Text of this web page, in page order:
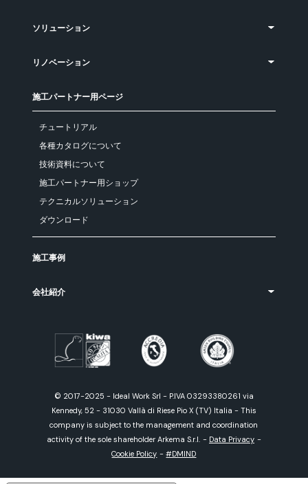
ソリューション
リノベーション
施工パートナー用ページ
チュートリアル
各種カタログについて
技術資料について
施工パートナー用ショップ
テクニカルソリューション
ダウンロード
施工事例
会社紹介
© 2017-2025 - Ideal Work Srl - P.IVA 03293380261 via
Kennedy, 52 - 31030 Vallà di Riese Pio X (TV) Italia - This
company is subject to the management and coordination
activity of the sole shareholder Arkema S.r.l. - Data Privacy -
Cookie Policy -#DMIND